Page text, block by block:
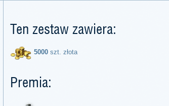
Ten zestaw zawiera:
5000 szt. złota
Premia: